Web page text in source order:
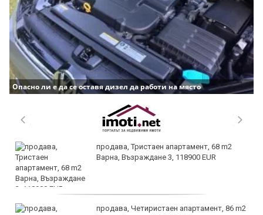
Опасно ли е да се оставя дизел да работи на място
продава, Тристаен апартамент, 68 m2
Варна, Възраждане 3, 118900 EUR
продава, Четиристаен апартамент, 86 m2